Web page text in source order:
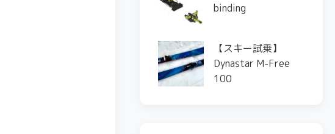
binding
【スキー試乗】
Dynastar M-Free
100